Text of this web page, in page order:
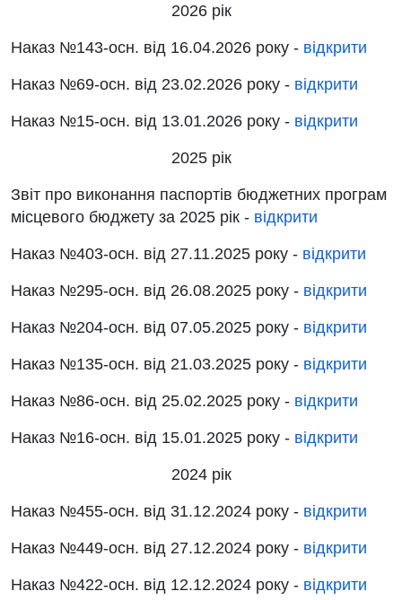
2026 рік
Наказ №143-осн. від 16.04.2026 року - відкрити
Наказ №69-осн. від 23.02.2026 року - відкрити
Наказ №15-осн. від 13.01.2026 року - відкрити
2025 рік
Звіт про виконання паспортів бюджетних програм
місцевого бюджету за 2025 рік - відкрити
Наказ №403-осн. від 27.11.2025 року - відкрити
Наказ №295-осн. від 26.08.2025 року - відкрити
Наказ №204-осн. від 07.05.2025 року - відкрити
Наказ №135-осн. від 21.03.2025 року - відкрити
Наказ №86-осн. від 25.02.2025 року - відкрити
Наказ №16-осн. від 15.01.2025 року - відкрити
2024 рік
Наказ №455-осн. від 31.12.2024 року - відкрити
Наказ №449-осн. від 27.12.2024 року - відкрити
Наказ №422-осн. від 12.12.2024 року - відкрити